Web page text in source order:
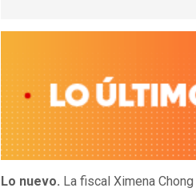
Lo nuevo. La fiscal Ximena